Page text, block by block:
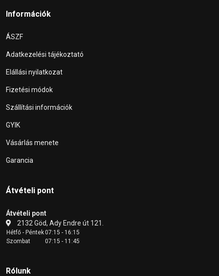
Információk
ÁSZF
Adatkezelési tájékoztató
Elállási nyilatkozat
Fizetési módok
Szállítási információk
GYIK
Vásárlás menete
Garancia
Átvételi pont
Átvételi pont
2132 Göd, Ady Endre út 121.
Hétfő - Péntek07:15 - 16:15
Szombat
07:15 - 11:45
Rólunk